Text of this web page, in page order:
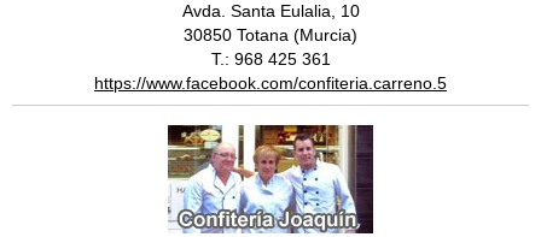
Avda. Santa Eulalia, 10
30850 Totana (Murcia)
T.: 968 425 361
https://www.facebook.com/confiteria.carreno.5